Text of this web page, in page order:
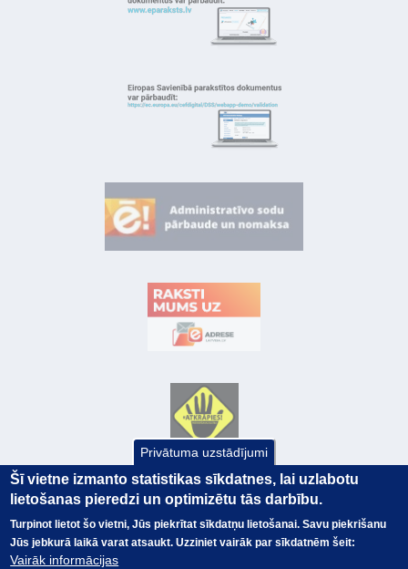
Privātuma uzstādījumi
Šī vietne izmanto statistikas sīkdatnes, lai uzlabotu
lietošanas pieredzi un optimizētu tās darbību.
Turpinot lietot šo vietni, Jūs piekrītat sīkdatņu lietošanai. Savu piekrišanu
Jūs jebkurā laikā varat atsaukt. Uzziniet vairāk par sīkdatnēm šeit:
Vairāk informācijas